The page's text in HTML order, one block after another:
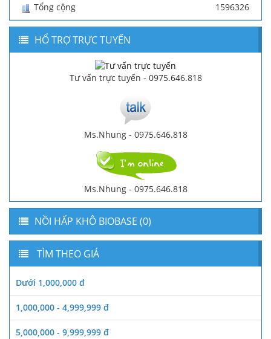
Tổng cộng 1596326
HỔ TRỢ TRỰC TUYẾN
Tư vấn trực tuyến - 0975.646.818
Ms.Nhung - 0975.646.818
Ms.Nhung - 0975.646.818
NỒI HẤP KHÔ BIOBASE (0)
TÌM THEO GIÁ
Dưới 1,000,000 đ
1,000,000 - 4,999,999 đ
5,000,000 - 9,999,999 đ